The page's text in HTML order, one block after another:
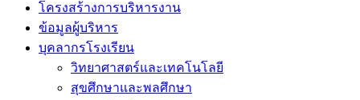
โครงสร้างการบริหารงาน
ข้อมูลผู้บริหาร
บุคลากรโรงเรียน
วิทยาศาสตร์และเทคโนโลยี
สุขศึกษาและพลศึกษา